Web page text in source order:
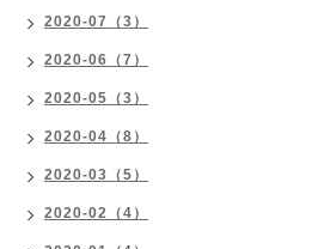
2020-07（3）
2020-06（7）
2020-05（3）
2020-04（8）
2020-03（5）
2020-02（4）